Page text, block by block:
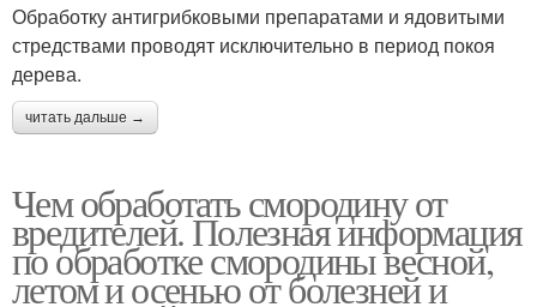
Обработку антигрибковыми препаратами и ядовитыми
стредствами проводят исключительно в период покоя
дерева.
читать дальше →
Чем обработать смородину от
вредителей. Полезная информация
по обработке смородины весной,
летом и осенью от болезней и